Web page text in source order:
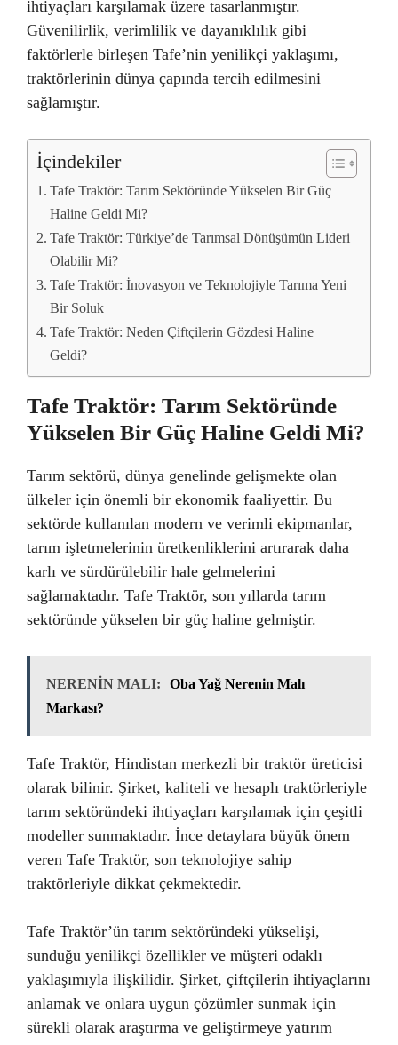
ihtiyaçları karşılamak üzere tasarlanmıştır.
Güvenilirlik, verimlilik ve dayanıklılık gibi
faktörlerle birleşen Tafe’nin yenilikçi yaklaşımı,
traktörlerinin dünya çapında tercih edilmesini
sağlamıştır.
İçindekiler
Tafe Traktör: Tarım Sektöründe Yükselen Bir Güç
Haline Geldi Mi?
Tafe Traktör: Türkiye’de Tarımsal Dönüşümün Lideri
Olabilir Mi?
Tafe Traktör: İnovasyon ve Teknolojiyle Tarıma Yeni
Bir Soluk
Tafe Traktör: Neden Çiftçilerin Gözdesi Haline
Geldi?
Tafe Traktör: Tarım Sektöründe
Yükselen Bir Güç Haline Geldi Mi?
Tarım sektörü, dünya genelinde gelişmekte olan
ülkeler için önemli bir ekonomik faaliyettir. Bu
sektörde kullanılan modern ve verimli ekipmanlar,
tarım işletmelerinin üretkenliklerini artırarak daha
karlı ve sürdürülebilir hale gelmelerini
sağlamaktadır. Tafe Traktör, son yıllarda tarım
sektöründe yükselen bir güç haline gelmiştir.
NERENİN MALI:
Oba Yağ Nerenin Malı
Markası?
Tafe Traktör, Hindistan merkezli bir traktör üreticisi
olarak bilinir. Şirket, kaliteli ve hesaplı traktörleriyle
tarım sektöründeki ihtiyaçları karşılamak için çeşitli
modeller sunmaktadır. İnce detaylara büyük önem
veren Tafe Traktör, son teknolojiye sahip
traktörleriyle dikkat çekmektedir.
Tafe Traktör’ün tarım sektöründeki yükselişi,
sunduğu yenilikçi özellikler ve müşteri odaklı
yaklaşımıyla ilişkilidir. Şirket, çiftçilerin ihtiyaçlarını
anlamak ve onlara uygun çözümler sunmak için
sürekli olarak araştırma ve geliştirmeye yatırım